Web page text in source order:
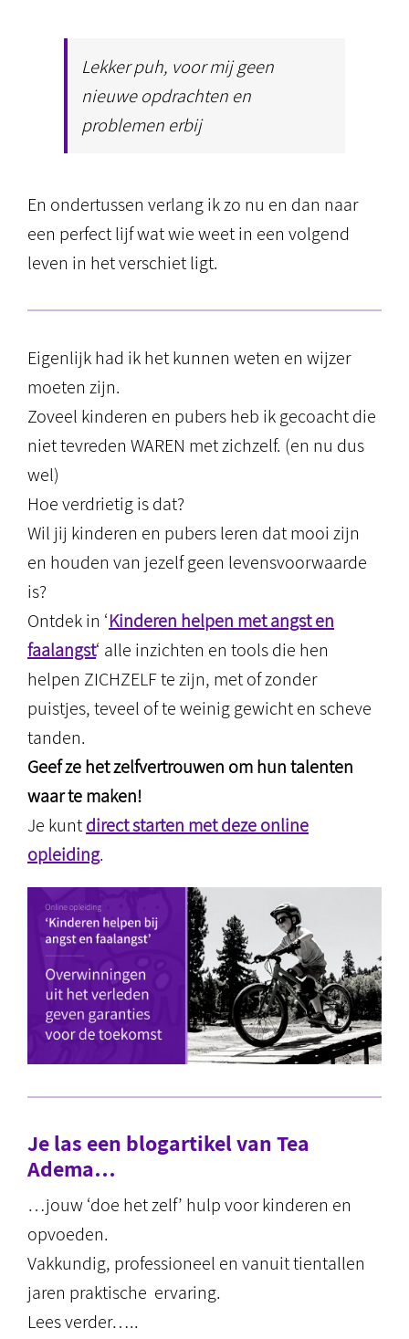
Lekker puh, voor mij geen
nieuwe opdrachten en
problemen erbij
En ondertussen verlang ik zo nu en dan naar
een perfect lijf wat wie weet in een volgend
leven in het verschiet ligt.
Eigenlijk had ik het kunnen weten en wijzer
moeten zijn.
Zoveel kinderen en pubers heb ik gecoacht die
niet tevreden WAREN met zichzelf. (en nu dus
wel)
Hoe verdrietig is dat?
Wil jij kinderen en pubers leren dat mooi zijn
en houden van jezelf geen levensvoorwaarde
is?
Ontdek in ‘Kinderen helpen met angst en
faalangst‘ alle inzichten en tools die hen
helpen ZICHZELF te zijn, met of zonder
puistjes, teveel of te weinig gewicht en scheve
tanden.
Geef ze het zelfvertrouwen om hun talenten
waar te maken!
Je kuntdirect starten met deze online
opleiding.
Je las een blogartikel van Tea
Adema…
…jouw ‘doe het zelf’ hulp voor kinderen en
opvoeden.
Vakkundig, professioneel en vanuit tientallen
jaren praktische ervaring.
Lees verder…..